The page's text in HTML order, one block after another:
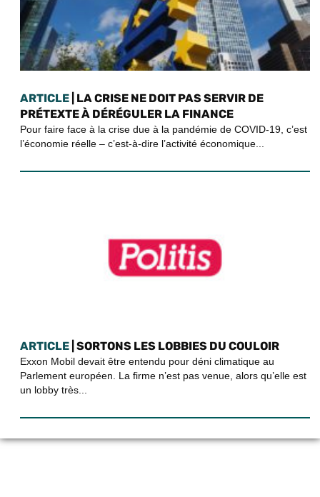
ARTICLE | LA CRISE NE DOIT PAS SERVIR DE
PRÉTEXTE À DÉRÉGULER LA FINANCE
Pour faire face à la crise due à la pandémie de COVID-19, c’est
l’économie réelle – c’est-à-dire l’activité économique...
ARTICLE | SORTONS LES LOBBIES DU COULOIR
Exxon Mobil devait être entendu pour déni climatique au
Parlement européen. La firme n’est pas venue, alors qu’elle est
un lobby très...